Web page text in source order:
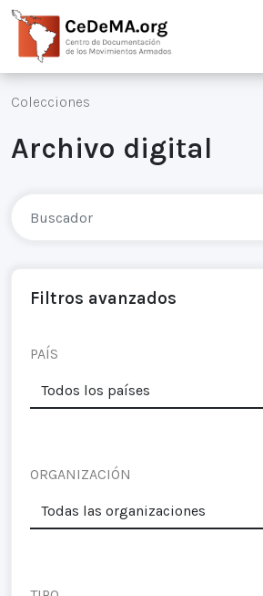
Colecciones
Archivo digital
Filtros avanzados
PAÍS
ORGANIZACIÓN